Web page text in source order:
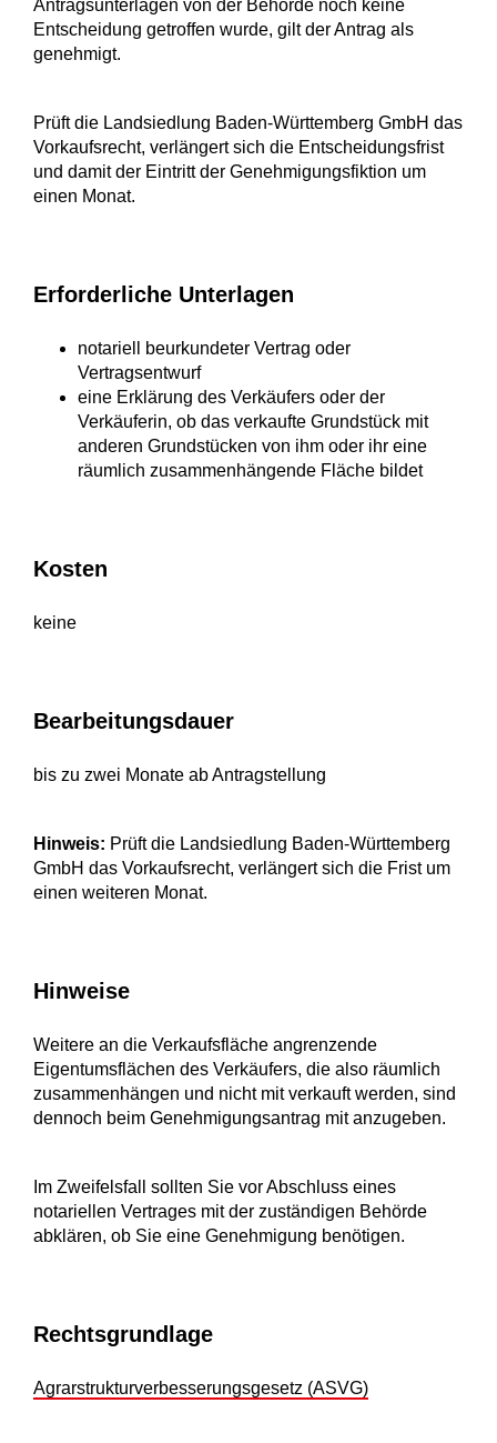
Antragsunterlagen von der Behörde noch keine
Entscheidung getroffen wurde, gilt der Antrag als
genehmigt.
Prüft die Landsiedlung Baden-Württemberg GmbH das
Vorkaufsrecht, verlängert sich die Entscheidungsfrist
und damit der Eintritt der Genehmigungsfiktion um
einen Monat.
Erforderliche Unterlagen
notariell beurkundeter Vertrag oder
Vertragsentwurf
eine Erklärung des Verkäufers oder der
Verkäuferin, ob das verkaufte Grundstück mit
anderen Grundstücken von ihm oder ihr eine
räumlich zusammenhängende Fläche bildet
Kosten
keine
Bearbeitungsdauer
bis zu zwei Monate ab Antragstellung
Hinweis: Prüft die Landsiedlung Baden-Württemberg
GmbH das Vorkaufsrecht, verlängert sich die Frist um
einen weiteren Monat.
Hinweise
Weitere an die Verkaufsfläche angrenzende
Eigentumsflächen des Verkäufers, die also räumlich
zusammenhängen und nicht mit verkauft werden, sind
dennoch beim Genehmigungsantrag mit anzugeben.
Im Zweifelsfall sollten Sie vor Abschluss eines
notariellen Vertrages mit der zuständigen Behörde
abklären, ob Sie eine Genehmigung benötigen.
Rechtsgrundlage
Agrarstrukturverbesserungsgesetz (ASVG)